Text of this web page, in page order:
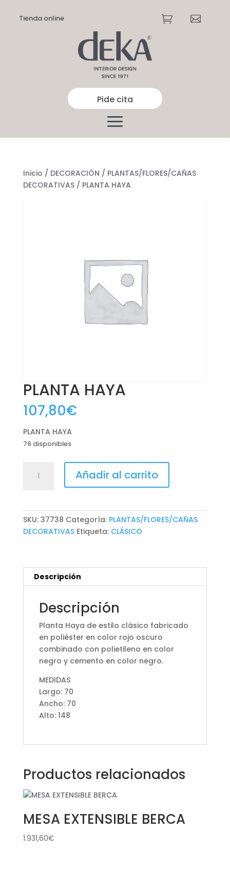
Tienda online  
Pide cita
Inicio / DECORACIÓN / PLANTAS/FLORES/CAÑAS
DECORATIVAS/ PLANTA HAYA
PLANTA HAYA
107,80€
PLANTA HAYA
76 disponibles
HAYA
Añadir al carrito
SKU: 37738 Categoría: PLANTAS/FLORES/CAÑAS
DECORATIVAS Etiqueta: CLÁSICO
Descripción
Descripción
Planta Haya de estilo clásico fabricado
en poliéster en color rojo oscuro
combinado con polietileno en color
negro y cemento en color negro.
MEDIDAS
Largo: 70
Ancho: 70
Alto: 148
Productos relacionados
MESA EXTENSIBLE BERCA
1.931,60€